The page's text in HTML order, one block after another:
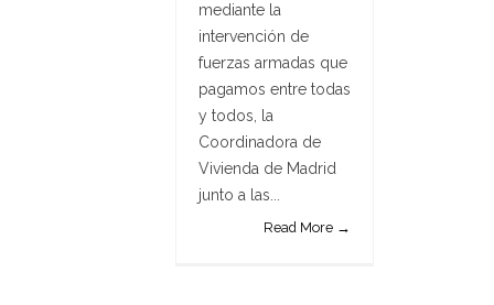
mediante la
intervención de
fuerzas armadas que
pagamos entre todas
y todos, la
Coordinadora de
Vivienda de Madrid
junto a las...
Read More →